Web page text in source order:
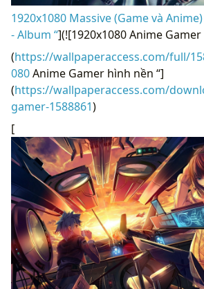
1920x1080 Massive (Game và
- Album “](![1920x1080 Anime
(https://wallpaperaccess.com/full/
080Anime Gamer hình nền “]
(https://wallpaperaccess.com/
gamer-1588861)
[